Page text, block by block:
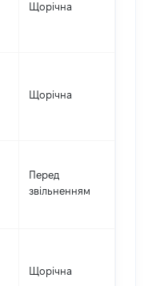
Щорічна
Щорічна
Перед
звільненням
Щорічна